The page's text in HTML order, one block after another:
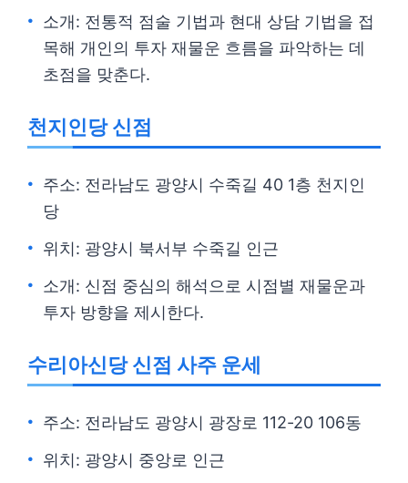
소개: 전통적 점술 기법과 현대 상담 기법을 접
목해 개인의 투자 재물운 흐름을 파악하는 데
초점을 맞춘다.
천지인당 신점
주소: 전라남도 광양시 수죽길 40 1층 천지인
당
위치: 광양시 북서부 수죽길 인근
소개: 신점 중심의 해석으로 시점별 재물운과
투자 방향을 제시한다.
수리아신당 신점 사주 운세
주소: 전라남도 광양시 광장로 112-20 106동
위치: 광양시 중앙로 인근